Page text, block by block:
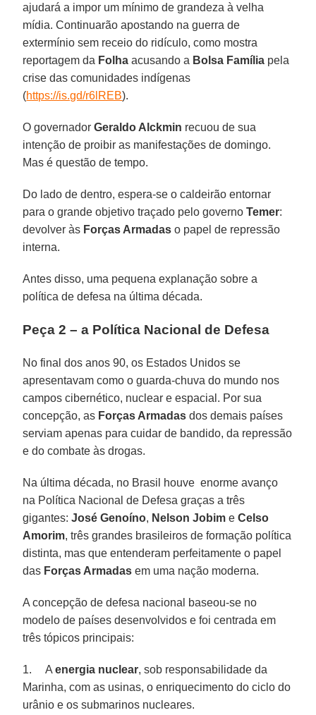
ajudará a impor um mínimo de grandeza à velha
mídia. Continuarão apostando na guerra de
extermínio sem receio do ridículo, como mostra
reportagem da Folha acusando a Bolsa Família pela
crise das comunidades indígenas
(https://is.gd/r6lREB).
O governadorGeraldo Alckmin recuou de sua
intenção de proibir as manifestações de domingo.
Mas é questão de tempo.
Do lado de dentro, espera-se o caldeirão entornar
para o grande objetivo traçado pelo governoTemer:
devolver às Forças Armadas o papel de repressão
interna.
Antes disso, uma pequena explanação sobre a
política de defesa na última década.
Peça 2 – a Política Nacional de Defesa
No final dos anos 90, os Estados Unidos se
apresentavam como o guarda-chuva do mundo nos
campos cibernético, nuclear e espacial. Por sua
concepção, as Forças Armadas dos demais países
serviam apenas para cuidar de bandido, da repressão
e do combate às drogas.
Na última década, no Brasil houve enorme avanço
na Política Nacional de Defesa graças a três
gigantes:José Genoíno, Nelson Jobim eCelso
Amorim, três grandes brasileiros de formação política
distinta, mas que entenderam perfeitamente o papel
das Forças Armadas em uma nação moderna.
A concepção de defesa nacional baseou-se no
modelo de países desenvolvidos e foi centrada em
três tópicos principais:
1. Aenergia nuclear, sob responsabilidade da
Marinha, com as usinas, o enriquecimento do ciclo do
urânio e os submarinos nucleares.